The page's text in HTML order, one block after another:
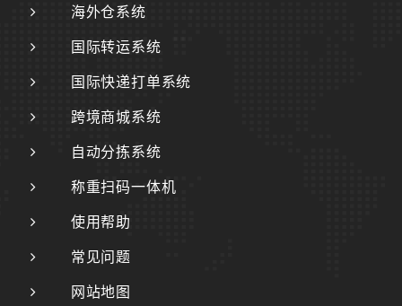
海外仓系统
国际转运系统
国际快递打单系统
跨境商城系统
自动分拣系统
称重扫码一体机
使用帮助
常见问题
网站地图